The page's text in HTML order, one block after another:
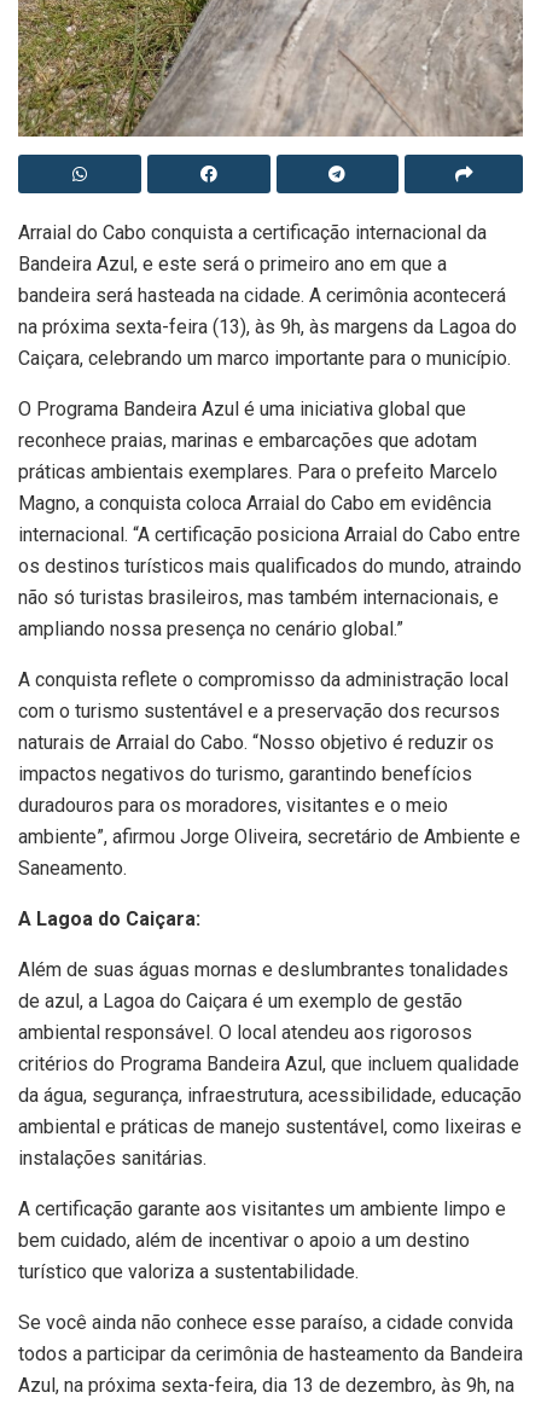
Arraial do Cabo conquista a certificação internacional da
Bandeira Azul, e este será o primeiro ano em que a
bandeira será hasteada na cidade. A cerimônia acontecerá
na próxima sexta-feira (13), às 9h, às margens da Lagoa do
Caiçara, celebrando um marco importante para o município.
O Programa Bandeira Azul é uma iniciativa global que
reconhece praias, marinas e embarcações que adotam
práticas ambientais exemplares. Para o prefeito Marcelo
Magno, a conquista coloca Arraial do Cabo em evidência
internacional. “A certificação posiciona Arraial do Cabo entre
os destinos turísticos mais qualificados do mundo, atraindo
não só turistas brasileiros, mas também internacionais, e
ampliando nossa presença no cenário global.”
A conquista reflete o compromisso da administração local
com o turismo sustentável e a preservação dos recursos
naturais de Arraial do Cabo. “Nosso objetivo é reduzir os
impactos negativos do turismo, garantindo benefícios
duradouros para os moradores, visitantes e o meio
ambiente”, afirmou Jorge Oliveira, secretário de Ambiente e
Saneamento.
A Lagoa do Caiçara:
Além de suas águas mornas e deslumbrantes tonalidades
de azul, a Lagoa do Caiçara é um exemplo de gestão
ambiental responsável. O local atendeu aos rigorosos
critérios do Programa Bandeira Azul, que incluem qualidade
da água, segurança, infraestrutura, acessibilidade, educação
ambiental e práticas de manejo sustentável, como lixeiras e
instalações sanitárias.
A certificação garante aos visitantes um ambiente limpo e
bem cuidado, além de incentivar o apoio a um destino
turístico que valoriza a sustentabilidade.
Se você ainda não conhece esse paraíso, a cidade convida
todos a participar da cerimônia de hasteamento da Bandeira
Azul, na próxima sexta-feira, dia 13 de dezembro, às 9h, na